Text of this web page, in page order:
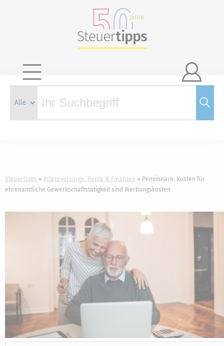

Steuertipps Altersvorsorge, Rente & Finanzen
Pensionäre: Kosten für
ehrenamtliche Gewerkschaftstätigkeit sind Werbungskosten